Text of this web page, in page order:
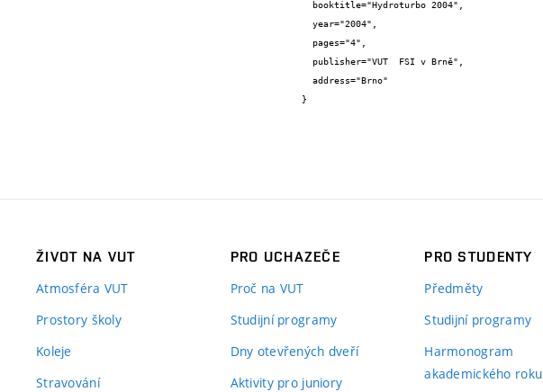
}
ŽIVOT NA VUT
Atmosféra VUT
Prostory školy
Koleje
Stravování
PRO UCHAZEČE
Proč na VUT
Studijní programy
Dny otevřených dveří
Aktivity pro juniory
PRO STUDENTY
Předměty
Studijní programy
Harmonogram
akademického roku